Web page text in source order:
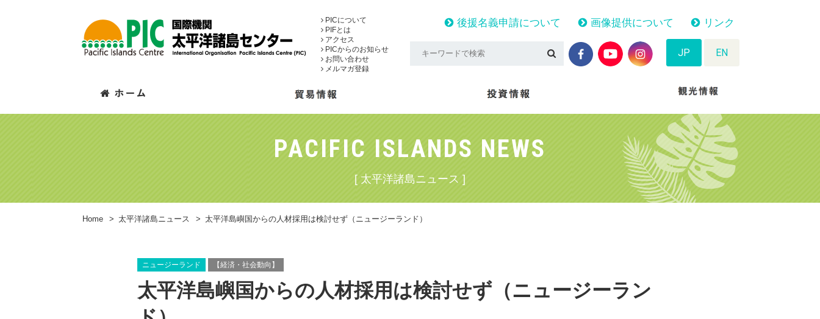
PICについて
PIFとは
アクセス
PICからのお知らせ
お問い合わせ
メルマガ登録
後援名義申請について 画像提供について リンク
JP EN
PACIFIC ISLANDS NEWS
[ 太平洋諸島ニュース ]
Home > 太平洋諸島ニュース > 太平洋島嶼国からの人材採用は検討せず（ニュージーランド）
ニュージーランド 【経済・社会動向】
太平洋島嶼国からの人材採用は検討せず（ニュージーラン